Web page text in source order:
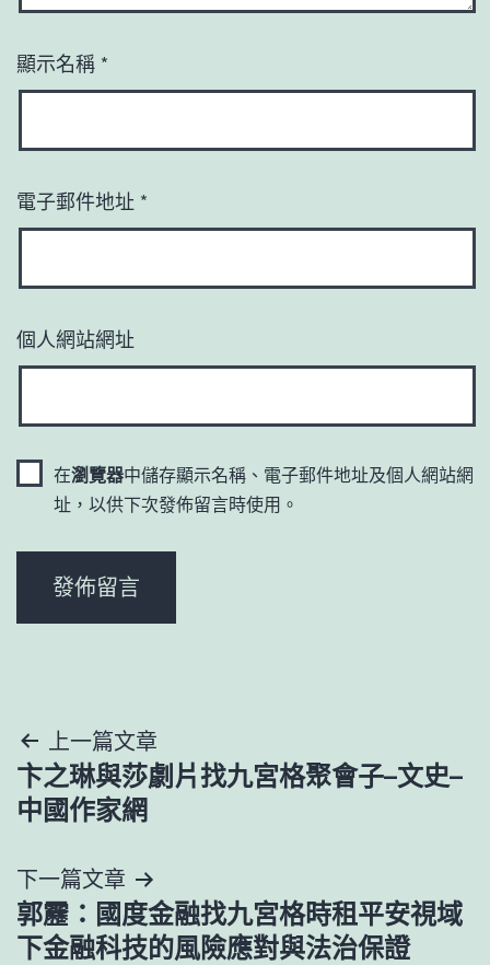
顯示名稱 *
電子郵件地址 *
個人網站網址
在瀏覽器中儲存顯示名稱、電子郵件地址及個人網站網
址，以供下次發佈留言時使用。
文
章
覽
上一篇文章
卞之琳與莎劇片找九宮格聚會子–文史–
中國作家網
下一篇文章
郭靂：國度金融找九宮格時租平安視域
下金融科技的風險應對與法治保證